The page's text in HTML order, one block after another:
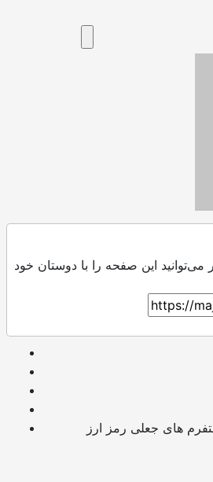
می‌توانید این صفحه را با دوستان خود
های جعلی رمز ارز